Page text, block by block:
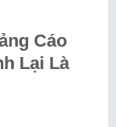
Cáo
Lại Là